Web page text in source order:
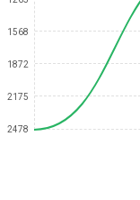
1568
1872
2175
2478